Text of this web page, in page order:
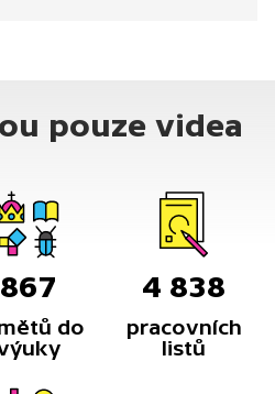
pouze videa
867
do
4 838
pracovních
listů